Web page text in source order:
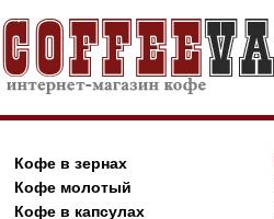
Кофе в зернах
Кофе молотый
Кофе в капсулах